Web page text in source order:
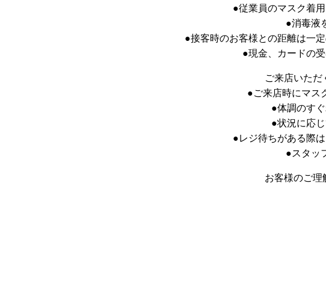
●従業員のマスク着
●消毒液
●接客時のお客様との距離は一
●現金、カードの
ご来店いただ
●ご来店時にマス
●体調のす
●状況に応
●レジ待ちがある際
●スタッ
お客様のご理